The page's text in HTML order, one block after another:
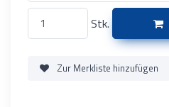
Stk.
Zur Merkliste hinzufügen